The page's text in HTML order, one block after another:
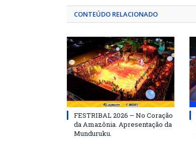
CONTEÚDO RELACIONADO
FESTRIBAL 2026 – No Coração
da Amazônia. Apresentação da
Munduruku.